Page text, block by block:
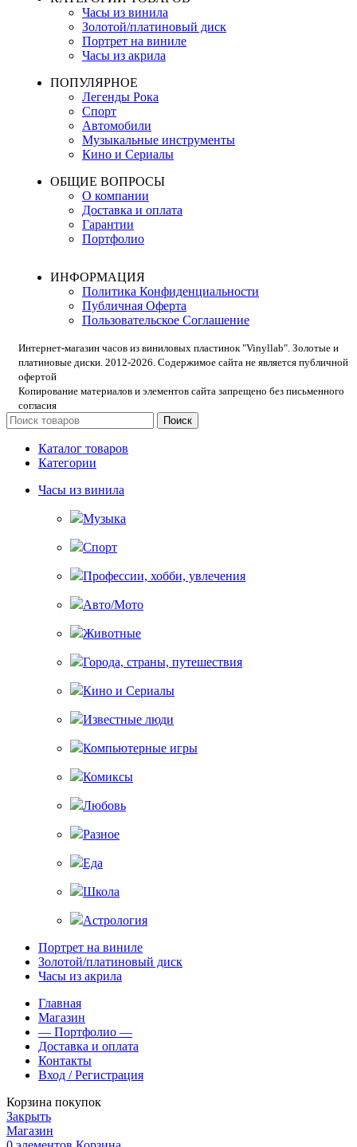
Часы из винила
Золотой/платиновый диск
Портрет на виниле
Часы из акрила
ПОПУЛЯРНОЕ
Легенды Рока
Спорт
Автомобили
Музыкальные инструменты
Кино и Сериалы
ОБЩИЕ ВОПРОСЫ
О компании
Доставка и оплата
Гарантии
Портфолио
ИНФОРМАЦИЯ
Политика Конфиденциальности
Публичная Оферта
Пользовательское Соглашение
Интернет-магазин часов из виниловых пластинок "Vinyllab". Золотые и
платиновые диски. 2012-2026. Содержимое сайта не является публичной
офертой
Копирование материалов и элементов сайта запрещено без письменного
согласия
Поиск
Каталог товаров
Категории
Часы из винила
Музыка
Спорт
Профессии, хобби, увлечения
Авто/Мото
Животные
Города, страны, путешествия
Кино и Сериалы
Известные люди
Компьютерные игры
Комиксы
Любовь
Разное
Еда
Школа
Астрология
Портрет на виниле
Золотой/платиновый диск
Часы из акрила
Главная
Магазин
— Портфолио —
Доставка и оплата
Контакты
Вход / Регистрация
Корзина покупок
Закрыть
Магазин